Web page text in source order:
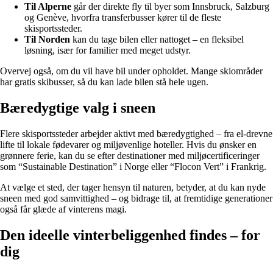
Til Alperne går der direkte fly til byer som Innsbruck, Salzburg
og Genève, hvorfra transferbusser kører til de fleste
skisportssteder.
Til Norden kan du tage bilen eller nattoget – en fleksibel
løsning, især for familier med meget udstyr.
Overvej også, om du vil have bil under opholdet. Mange skiområder
har gratis skibusser, så du kan lade bilen stå hele ugen.
Bæredygtige valg i sneen
Flere skisportssteder arbejder aktivt med bæredygtighed – fra el-drevne
lifte til lokale fødevarer og miljøvenlige hoteller. Hvis du ønsker en
grønnere ferie, kan du se efter destinationer med miljøcertificeringer
som “Sustainable Destination” i Norge eller “Flocon Vert” i Frankrig.
At vælge et sted, der tager hensyn til naturen, betyder, at du kan nyde
sneen med god samvittighed – og bidrage til, at fremtidige generationer
også får glæde af vinterens magi.
Den ideelle vinterbeliggenhed findes – for
dig